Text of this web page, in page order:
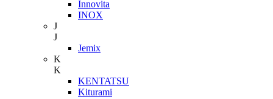
Innovita
INOX
J
J
Jemix
K
K
KENTATSU
Kiturami